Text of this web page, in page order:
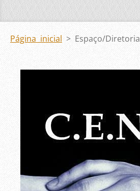
Página inicial > Espaço/Diretoria